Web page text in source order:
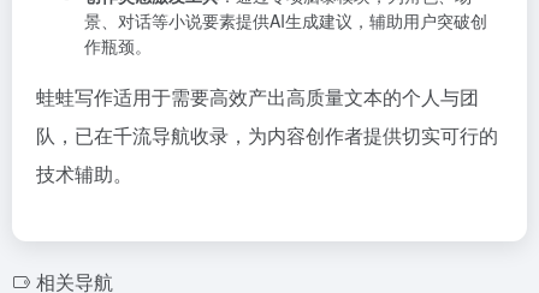
景、对话等小说要素提供AI生成建议，辅助用户突破创
作瓶颈。
蛙蛙写作适用于需要高效产出高质量文本的个人与团
队，已在千流导航收录，为内容创作者提供切实可行的
技术辅助。
相关导航